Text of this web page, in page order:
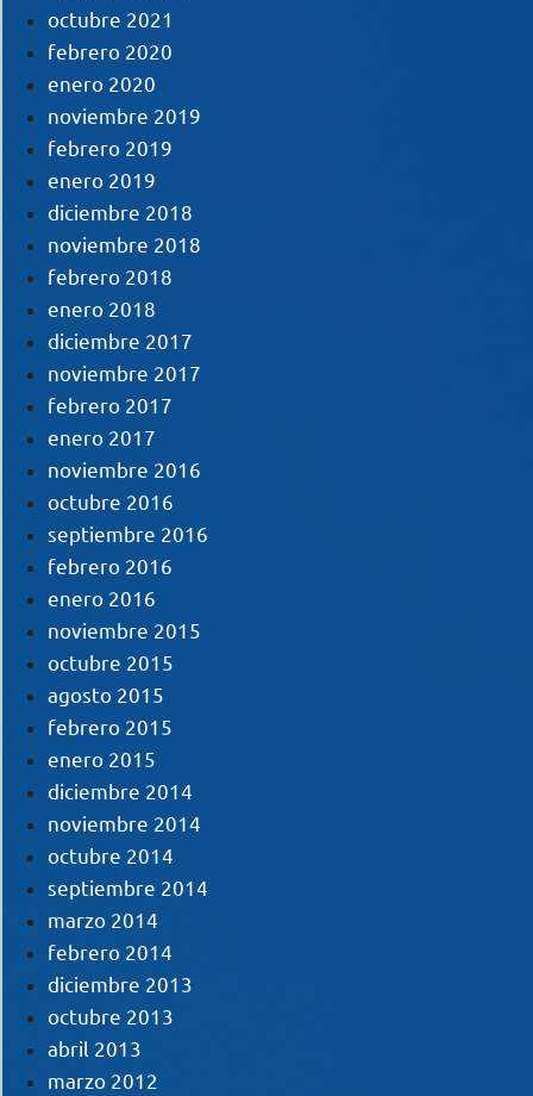
octubre 2021
febrero 2020
enero 2020
noviembre 2019
febrero 2019
enero 2019
diciembre 2018
noviembre 2018
febrero 2018
enero 2018
diciembre 2017
noviembre 2017
febrero 2017
enero 2017
noviembre 2016
octubre 2016
septiembre 2016
febrero 2016
enero 2016
noviembre 2015
octubre 2015
agosto 2015
febrero 2015
enero 2015
diciembre 2014
noviembre 2014
octubre 2014
septiembre 2014
marzo 2014
febrero 2014
diciembre 2013
octubre 2013
abril 2013
marzo 2012